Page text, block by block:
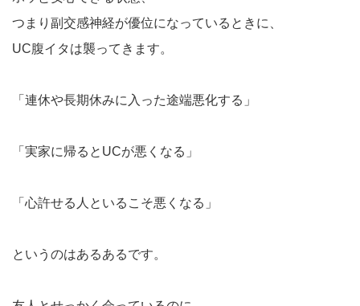
つまり副交感神経が優位になっているときに、
UC腹イタは襲ってきます。
「連休や長期休みに入った途端悪化する」
「実家に帰るとUCが悪くなる」
「心許せる人といるこそ悪くなる」
というのはあるあるです。